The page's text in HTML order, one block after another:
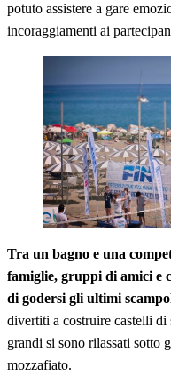
potuto assistere a gare
incoraggiamenti ai
Tra un bagno e una
famiglie, gruppi di amici e
di godersi gli ultimi
divertiti a costruire castelli di
grandi si sono rilassati sotto
mozzafiato.